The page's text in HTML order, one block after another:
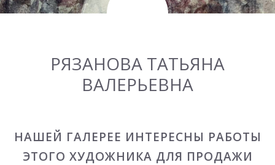
+7 938 177
РЯЗАНОВА ТАТЬЯНА
ВАЛЕРЬЕВНА
НАШЕЙ ГАЛЕРЕЕ ИНТЕРЕСНЫ РАБОТЫ
ЭТОГО ХУДОЖНИКА ДЛЯ ПРОДАЖИ